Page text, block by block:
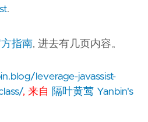
.
方指南, 进去有几页内容。
leverage-javassist-
, 来自
隔叶黄莺 Yanbin's